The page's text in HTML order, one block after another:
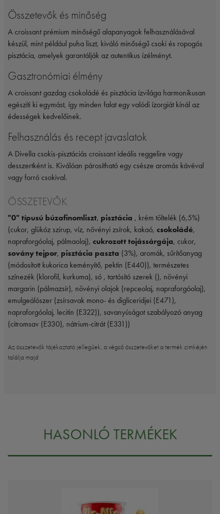
Összetevők és minőség
A croissant prémium minőségű alapanyagok felhasználásával
készül, mint például puha liszt, kiváló minőségű csoki és ropogós
pisztácia, amelyek garantálják az autentikus ízélményt.
Gasztronómiai élmény
A croissant gazdag csokoládé és pisztácia ízvilága harmonikusan
egészíti ki egymást, így minden falat egy valódi ízorgiát kínál az
édességek kedvelőinek.
Felhasználás és recept javaslatok
A Divella csokis-pisztáciás croissant ideális reggelire vagy
desszertként is. Kiválóan párosítható egy csésze aromás kávéval
vagy forró csokival.
ÖSSZETEVŐK
"0" típusú búzafinomliszt, pisztácia , krém töltelék (6,5%)
(cukor, glükóz szirup, víz, növényi zsírok, kakaó, csokoládé,
napraforgóolaj, pálmaolaj), cukrozott tojássárgája, cukor,
sovány tejpor, pisztácia paszta (3%), aromák, sűrítőanyag
(módosított kukorica keményítő, pektin (E440)), természetes
színezék (klorofil, kurkuma), só , tartósító szerek (), növényi
margarin (pálmazsír), növényi olajok (repceolaj, napraforgóolaj),
emulgeálószer (zsírsavak mono- és digliceridjei (E471),
napraforgóolaj, lecitin (E322)), savanyúságot szabályozó anyag
(citromsav (E330), nátrium-citrát (E331))
Az összetevők tájékoztató jellegűek, a végső összetevőket a termék cimkéjén
találja majd
HASONLÓ TERMÉKEK